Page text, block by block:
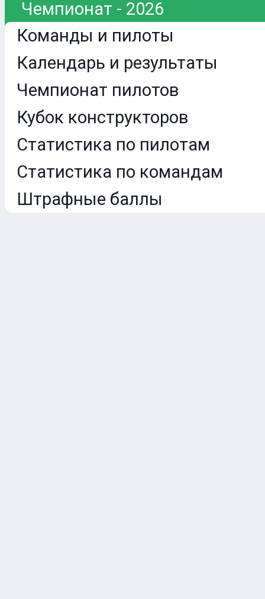
Чемпионат - 2026
Команды и пилоты
Календарь и результаты
Чемпионат пилотов
Кубок конструкторов
Статистика по пилотам
Статистика по командам
Штрафные баллы